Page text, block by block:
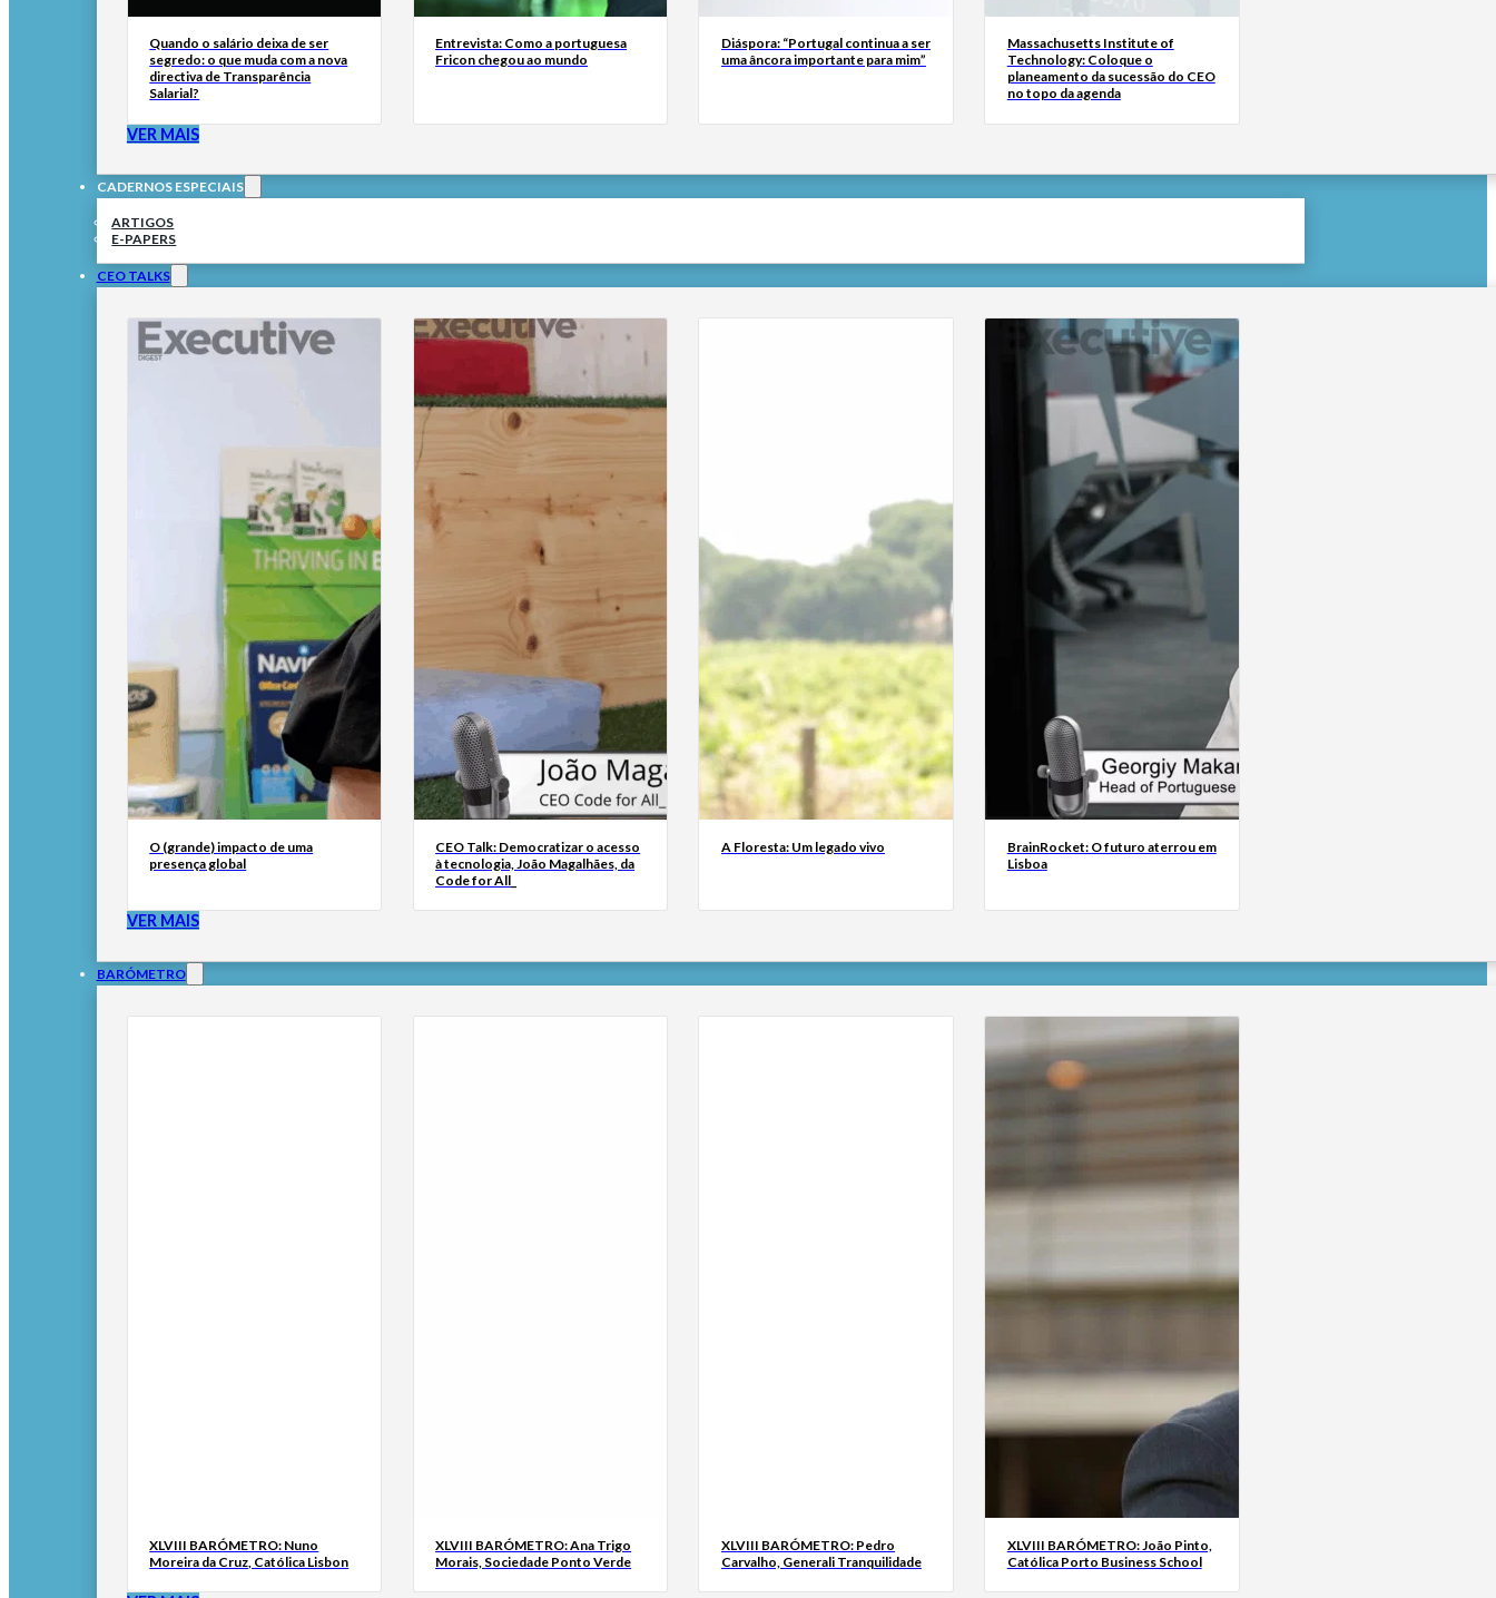
Quando o salário deixa de ser
segredo: o que muda com a nova
directiva de Transparência
Salarial?
Entrevista: Como a portuguesa
Fricon chegou ao mundo
Diáspora: “Portugal continua a ser
uma âncora importante para mim”
Massachusetts Institute of
Technology: Coloque o
planeamento da sucessão do CEO
no topo da agenda
VER MAIS
CADERNOS ESPECIAIS
ARTIGOS
E-PAPERS
CEO TALKS
O (grande) impacto de uma
presença global
CEO Talk: Democratizar o acesso
à tecnologia, João Magalhães, da
Code for All_
A Floresta: Um legado vivo
BrainRocket: O futuro aterrou em
Lisboa
VER MAIS
BARÓMETRO
XLVIII BARÓMETRO: Nuno
Moreira da Cruz, Católica Lisbon
XLVIII BARÓMETRO: Ana Trigo
Morais, Sociedade Ponto Verde
XLVIII BARÓMETRO: Pedro
Carvalho, Generali Tranquilidade
XLVIII BARÓMETRO: João Pinto,
Católica Porto Business School